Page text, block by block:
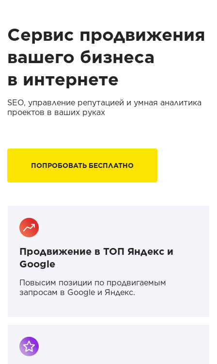
Сервис продвижения
вашего бизнеса
в интернете
SEO, управление репутацией и умная аналитика
проектов в ваших руках
ПОПРОБОВАТЬ БЕСПЛАТНО
Продвижение в ТОП Яндекс и
Google
Повысим позиции по продвигаемым
запросам в Google и Яндекс.